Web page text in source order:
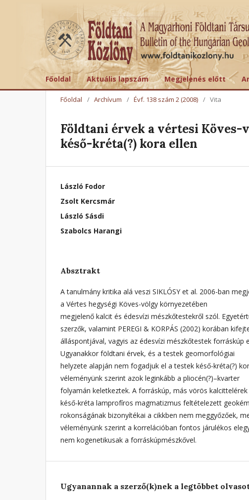
Főoldal Aktuális lapszám Megjelenés előtt
Főoldal / Archívum / Évf. 138 szám 2 (2008) / Vita
Földtani érvek a vértesi
késő-kréta(?) kora ellen
László Fodor
Zsolt Kercsmár
László Sásdi
Szabolcs Harangi
Absztrakt
A tanulmány kritika alá veszi SIKLÓSY et al. 2006-ban
a Vértes hegységi Köves-völgy környezetében
megjelenő kalcit és édesvízi mészkőtestekről szól.
szerzők, valamint PEREGI & KORPÁS (2002) korában
álláspontjával, vagyis az édesvízi mészkőtestek forráskúp
Ugyanakkor földtani érvek, és a testek geomorfológiai
helyzete alapján nem fogadjuk el a testek késő-kréta(?)
véleményünk szerint azok leginkább a pliocén(?)–kvarter
folyamán keletkeztek. A forráskúp, más vörös kalcittelérek
késő-kréta lamprofíros magmatizmus feltételezett
rokonságának bizonyítékai a cikkben nem meggyőzőek,
véleményünk szerint a korrelációban fontos járulékos
nem kogenetikusak a forráskúpmészkővel.
Ugyanannak a szerző(k)nek a legtöbbet